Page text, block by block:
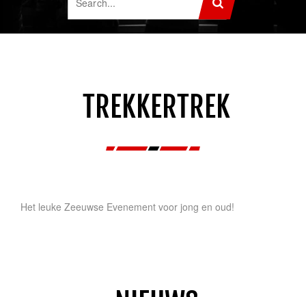
TREKKERTREK
Het leuke Zeeuwse Evenement voor jong en oud!